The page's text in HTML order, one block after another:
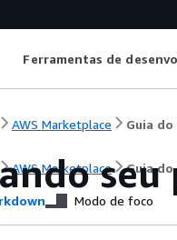
Ferramentas de
AWS Marketplace Guia
AWS Marketplace Guia
Modo de foco